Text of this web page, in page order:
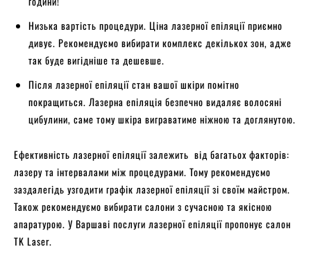
Низька вартість процедури. Ціна лазерної епіляції приємно
дивує. Рекомендуємо вибирати комплекс декількох зон, адже
так буде вигідніше та дешевше.
Після лазерної епіляції стан вашої шкіри помітно
покращиться. Лазерна епіляція безпечно видаляє волосяні
цибулини, саме тому шкіра виграватиме ніжною та доглянутою.
Ефективність лазерної епіляції залежить від багатьох факторів:
лазеру та інтервалами між процедурами. Тому рекомендуємо
заздалегідь узгодити графік лазерної епіляції зі своїм майстром.
Також рекомендуємо вибирати салони з сучасною та якісною
апаратурою. У Варшаві послуги лазерної епіляції пропонує салон
TK Laser.